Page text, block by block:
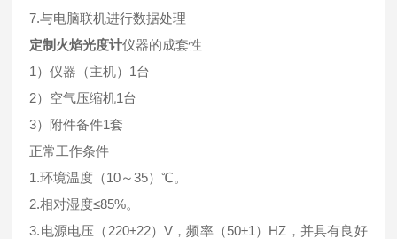
7.与电脑联机进行数据处理
定制火焰光度计仪器的成套性
1）仪器（主机）1台
2）空气压缩机1台
3）附件备件1套
正常工作条件
1.环境温度（10～35）℃。
2.相对湿度≤85%。
3.电源电压（220±22）V，频率（50±1）HZ，并具有良好